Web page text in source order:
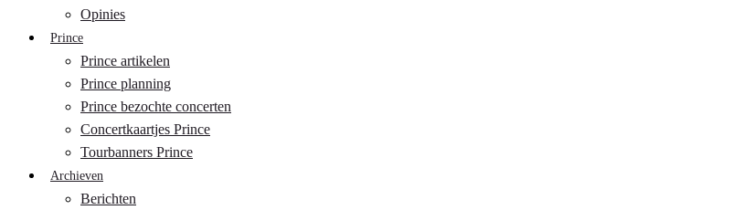
Opinies
Prince
Prince artikelen
Prince planning
Prince bezochte concerten
Concertkaartjes Prince
Tourbanners Prince
Archieven
Berichten